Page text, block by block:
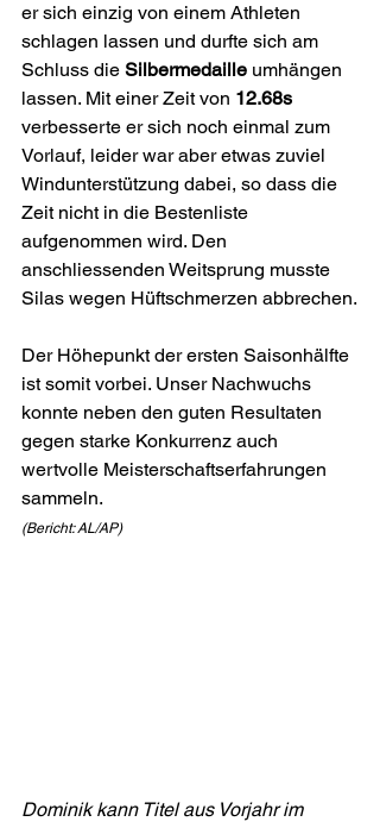
er sich einzig von einem Athleten
schlagen lassen und durfte sich am
Schluss die Silbermedaille umhängen
lassen. Mit einer Zeit von 12.68s
verbesserte er sich noch einmal zum
Vorlauf, leider war aber etwas zuviel
Windunterstützung dabei, so dass die
Zeit nicht in die Bestenliste
aufgenommen wird. Den
anschliessenden Weitsprung musste
Silas wegen Hüftschmerzen abbrechen.
Der Höhepunkt der ersten Saisonhälfte
ist somit vorbei. Unser Nachwuchs
konnte neben den guten Resultaten
gegen starke Konkurrenz auch
wertvolle Meisterschaftserfahrungen
sammeln.
(Bericht: AL/AP)
Dominik kann Titel aus Vorjahr im